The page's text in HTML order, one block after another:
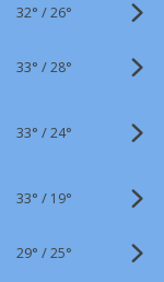
32° /26°
33° /28°
33° /24°
33° / 19°
29° /25°